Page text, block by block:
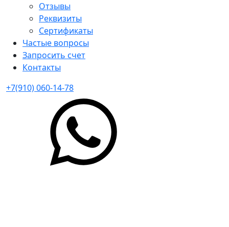
Отзывы
Реквизиты
Сертификаты
Частые вопросы
Запросить счет
Контакты
+7(910) 060-14-78